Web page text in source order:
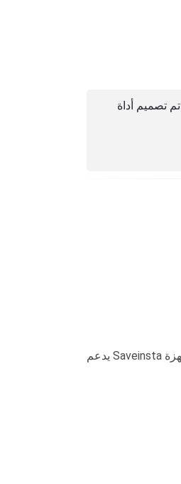
تم تصميم أداة Saveinsta لمساعدتك في تنزيل الصور أو مقاطع الفيديو التي قمت بنشرها دون أي مشاكل. سنرفض الخدمة إذا استخدمت هذه الأداة لانتهاك القانون أو